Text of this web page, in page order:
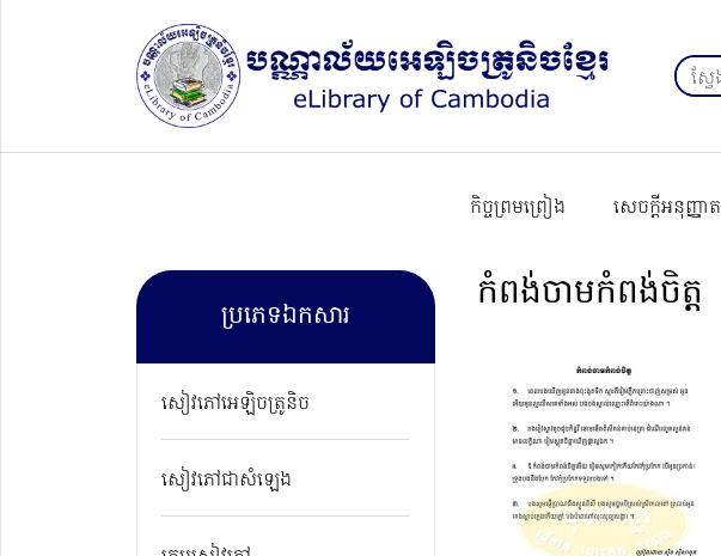
កិច្ចព្រមព្រៀង សេចក្ដីអនុញ្ញាត
ប្រភេទឯកសារ
សៀវភៅអេឡិចត្រូនិច
សៀវភៅជាសំឡេង
កំពង់ចាមកំពង់ចិត្ត